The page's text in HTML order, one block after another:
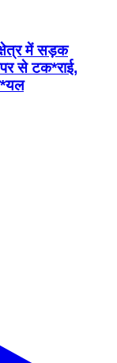
क्षेत्र में सड़क
से टक*राई,